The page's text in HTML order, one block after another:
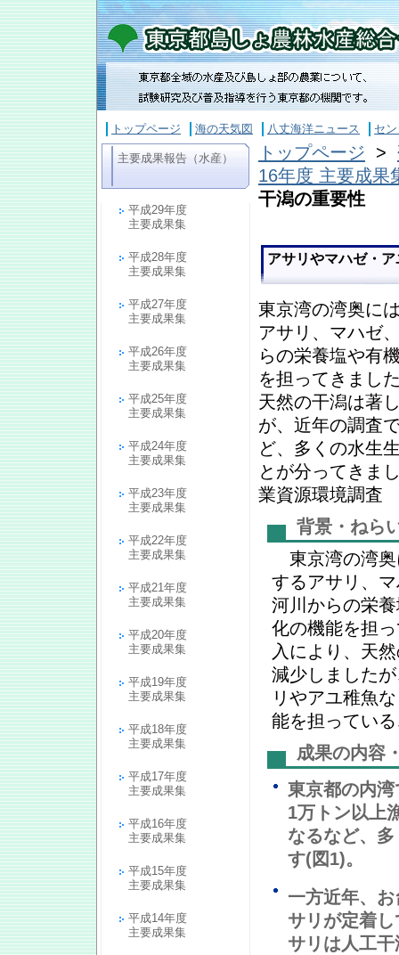
トップページ 海の天気図 八丈海洋ニュース セ
主要成果報告（水産）
平成29年度
主要成果集
平成28年度
主要成果集
平成27年度
主要成果集
平成26年度
主要成果集
平成25年度
主要成果集
平成24年度
主要成果集
平成23年度
主要成果集
平成22年度
主要成果集
平成21年度
主要成果集
平成20年度
主要成果集
平成19年度
主要成果集
平成18年度
主要成果集
平成17年度
主要成果集
平成16年度
主要成果集
平成15年度
主要成果集
平成14年度
主要成果集
トップページ >
16年度 主要成果
干潟の重要性
アサリやマハゼ・
東京湾の湾奥に
アサリ、マハゼ
らの栄養塩や有
を担ってきまし
天然の干潟は著
が、近年の調査
ど、多くの水生
とが分ってきま
業資源環境調査
背景・ねら
東京湾の湾奥
するアサリ、
河川からの栄
化の機能を担
入により、天
減少しました
リやアユ稚魚
能を担ってい
成果の内容
東京都の内
1万トン以上
なるなど、
す(図1)。
一方近年、
サリが定着
サリは人工